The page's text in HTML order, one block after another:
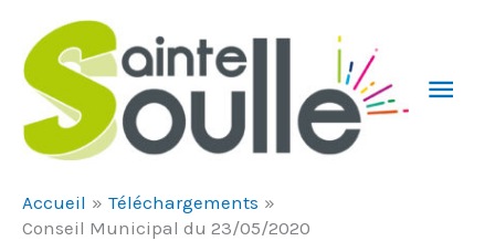
Accueil
Téléchargements
Conseil Municipal du 23/05/2020